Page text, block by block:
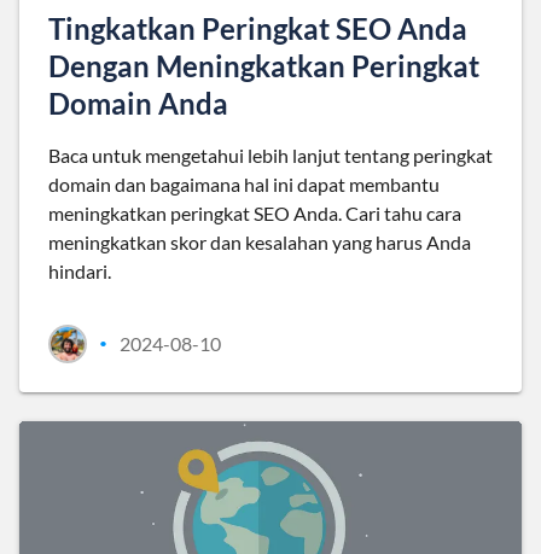
Tingkatkan Peringkat SEO Anda
Dengan Meningkatkan Peringkat
Domain Anda
Baca untuk mengetahui lebih lanjut tentang peringkat
domain dan bagaimana hal ini dapat membantu
meningkatkan peringkat SEO Anda. Cari tahu cara
meningkatkan skor dan kesalahan yang harus Anda
hindari.
• 2024-08-10